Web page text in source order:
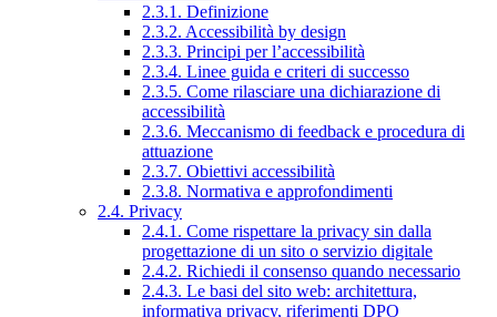
2.3.1. Definizione
2.3.2. Accessibilità by design
2.3.3. Principi per l’accessibilità
2.3.4. Linee guida e criteri di successo
2.3.5. Come rilasciare una dichiarazione di
accessibilità
2.3.6. Meccanismo di feedback e procedura di
attuazione
2.3.7. Obiettivi accessibilità
2.3.8. Normativa e approfondimenti
2.4. Privacy
2.4.1. Come rispettare la privacy sin dalla
progettazione di un sito o servizio digitale
2.4.2. Richiedi il consenso quando necessario
2.4.3. Le basi del sito web: architettura,
informativa privacy, riferimenti DPO